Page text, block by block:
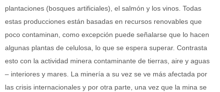
plantaciones (bosques artificiales), el salmón y los vinos. Todas
estas producciones están basadas en recursos renovables que
poco contaminan, como excepción puede señalarse que lo hacen
algunas plantas de celulosa, lo que se espera superar. Contrasta
esto con la actividad minera contaminante de tierras, aire y aguas
– interiores y mares. La minería a su vez se ve más afectada por
las crisis internacionales y por otra parte, una vez que la mina se